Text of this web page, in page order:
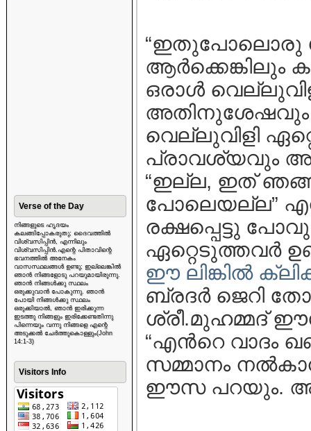
Verse of the Day
നിങ്ങളുടെ ഹൃദയം
കലങ്ങിപ്പോകരുതു; ദൈവത്തിൽ
വിശ്വസിപ്പിൻ, എന്നിലും
വിശ്വസിപ്പിൻ.എന്റെ പിതാവിന്റെ
ഭവനത്തിൽ അനേകം
വാസസ്ഥലങ്ങൾ ഉണ്ടു; ഇല്ലെങ്കിൽ
ഞാൻ നിങ്ങളോടു പറയുമായിരുന്നു.
ഞാൻ നിങ്ങൾക്കു സ്ഥലം
ഒരുക്കുവാൻ പോകുന്നു. ഞാൻ
പോയി നിങ്ങൾക്കു സ്ഥലം
ഒരുക്കിയാൽ, ഞാൻ ഇരിക്കുന്ന
ഇടത്തു നിങ്ങളും ഇരിക്കേണ്ടതിന്നു
പിന്നെയും വന്നു നിങ്ങളെ എന്റെ
അടുക്കൽ ചേർത്തുകൊള്ളും(John
14:1-3)
Visitors Info
“ഇതുപോലൊരു
ആര്‍ക്കെങ്കിലും
ഒരാള്‍
വെല്ലുവിളി
പ്രാവശ്യവും
“ഇല്ല, ഇത്
പോലെയല്ല”
രക്ഷപ്പെട്ടു
ഏറ്റെടുത്തവര്‍
ഈ ലിങ്കില്‍
ബ്രദര്‍ ജെറി
ശ്രീ.മുഹമ്മദ്‌
“എന്‍റെ വാദം
സമ്മാനം
ഈസ പറയും.